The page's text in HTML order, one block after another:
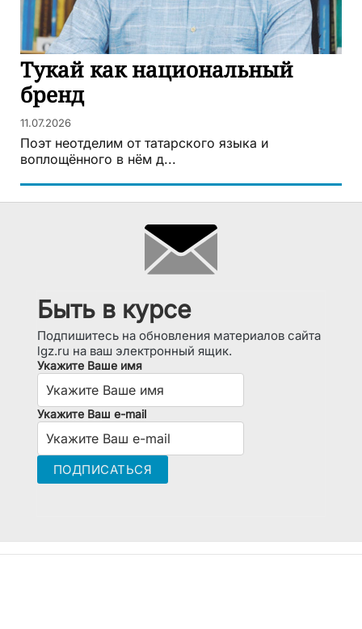
Тукай как национальный
бренд
11.07.2026
Поэт неотделим от татарского языка и
воплощённого в нём д...
Быть в курсе
Подпишитесь на обновления материалов сайта
lgz.ru на ваш электронный ящик.
Укажите Ваше имя
Укажите Ваш e-mail